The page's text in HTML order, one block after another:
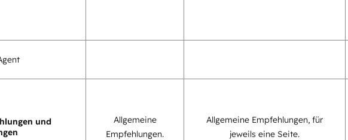
und
Allgemeine
Empfehlungen.
Allgemeine Empfehlungen, für
jeweils eine Seite.